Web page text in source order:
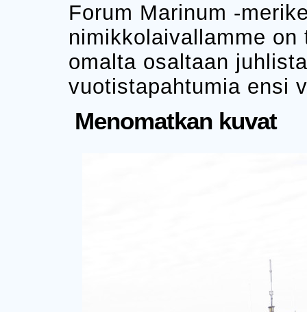
Forum Marinum -
nimikkolaivallamme
omalta osaltaan
vuotistapahtumia ensi
Menomatkan kuvat